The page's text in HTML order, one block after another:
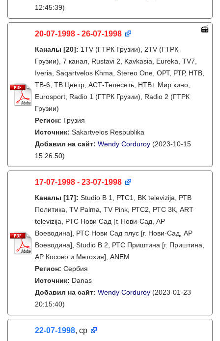
12:45:39)
20-07-1998 - 26-07-1998
Каналы [20]: 1TV (ГТРК Грузии), 2TV (ГТРК
Грузии), 7 канал, Rustavi 2, Kavkasia, Eureka, TV7,
Iveria, Saqartvelos Khma, Stereo One, ОРТ, РТР, НТВ,
ТВ-6, ТВ Центр, АСТ-Телесеть, НТВ+ Мир кино,
Eurosport, Radio 1 (ГТРК Грузии), Radio 2 (ГТРК
Грузии)
Регион: Грузия
Источник: Sakartvelos Respublika
Добавил на сайт: Wendy Corduroy (2023-10-15
15:26:50)
17-07-1998 - 23-07-1998
Каналы [17]: Studio B 1, РТС1, BK televizija, РТВ
Политика, TV Palma, TV Pink, РТС2, РТС 3К, ART
televizija, РТС Нови Сад [г. Нови-Сад, АР
Воеводина], РТС Нови Сад плус [г. Нови-Сад, АР
Воеводина], Studio B 2, РТС Приштина [г. Приштина,
АР Косово и Метохия], ANEM
Регион: Сербия
Источник: Danas
Добавил на сайт: Wendy Corduroy (2023-01-23
20:15:40)
22-07-1998, ср